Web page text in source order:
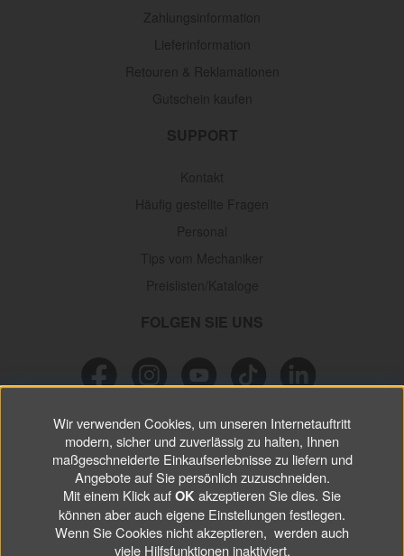
NEWSLETTER
Verpassen Sie keine Sonderaktionen, wichtigen Informationen und
nützlichen Tips.
ABONNIEREN
Wir verwenden Cookies, um unseren Internetauftritt
modern, sicher und zuverlässig zu halten, Ihnen
maßgeschneiderte Einkaufserlebnisse zu liefern und
Angebote auf Sie persönlich zuzuschneiden.
Mit einem Klick aufOKakzeptieren Sie dies. Sie
können aber auch eigene Einstellungen festlegen.
Wenn Sie Cookies nicht akzeptieren, werden auch
viele Hilfsfunktionen inaktiviert.